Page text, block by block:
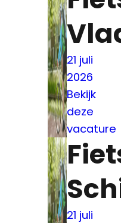
21 juli
2026
Bekijk
deze
vacature
21 juli